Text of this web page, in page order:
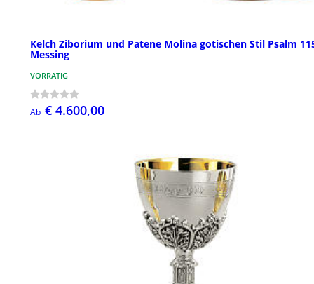
Kelch Ziborium und Patene Molina gotischen Stil Psalm
Messing
VORRÄTIG
Ab € 4.600,00